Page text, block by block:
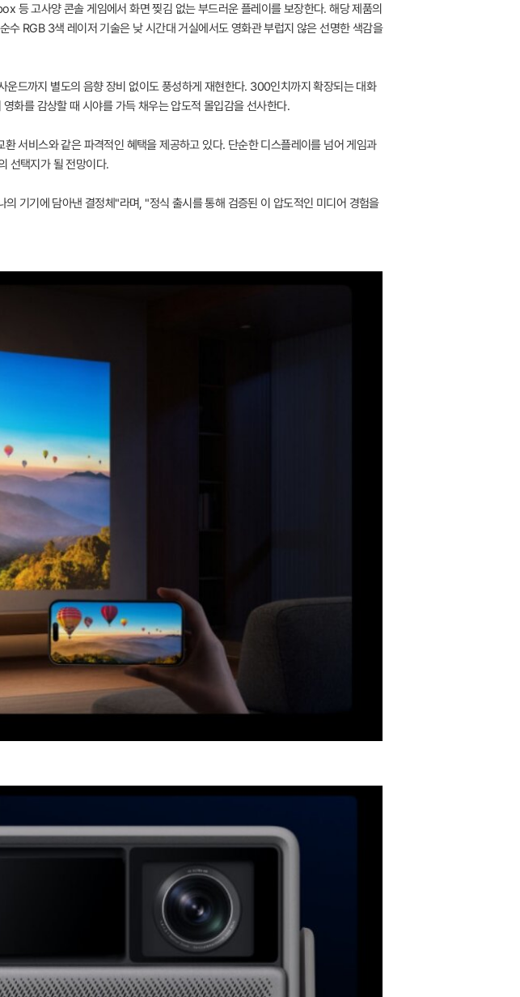
고사양 콘솔 게임에서 화면 찢김 없는 부드러운 플레이를 보장한다. 해당 제품의
RGB 3색 레이저 기술은 낮 시간대 거실에서도 영화관 부럽지 않은 선명한 색감을
드까지 별도의 음향 장비 없이도 풍성하게 재현한다. 300인치까지 확장되는 대화
화를 감상할 때 시야를 가득 채우는 압도적 몰입감을 선사한다.
서비스와 같은 파격적인 혜택을 제공하고 있다. 단순한 디스플레이를 넘어 게임과
선택지가 될 전망이다.
기기에 담아낸 결정체"라며, "정식 출시를 통해 검증된 이 압도적인 미디어 경험을